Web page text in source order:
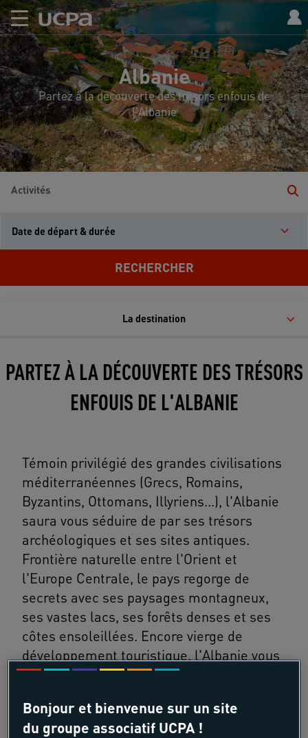
Albanie
Partez à la découverte des trésors enfouis de
l'Albanie
Activités
Date de départ & durée
RECHERCHER
La destination
PARTEZ À LA DÉCOUVERTE DES TRÉSORS
ENFOUIS DE L'ALBANIE
Témoin privilégié des grandes civilisations
méditerranéennes (Grecs, Romains,
Byzantins, Ottomans, Illyriens...), l'Albanie
saura vous séduire de par ses trésors
archéologiques et ses sites antiques.
Frontière naturelle entre l'Orient et
l'Europe Centrale, le pays regorge de
secrets avec ses paysages montagneux,
ses vastes lacs, ses forêts denses et ses
côtes ensoleillées. Encore vierge de
développement touristique, l'Albanie vous
dévoile ses richesses naturelles,
hors des sentiers battus.
Bonjour et bienvenue sur un site
du groupe associatif UCPA !